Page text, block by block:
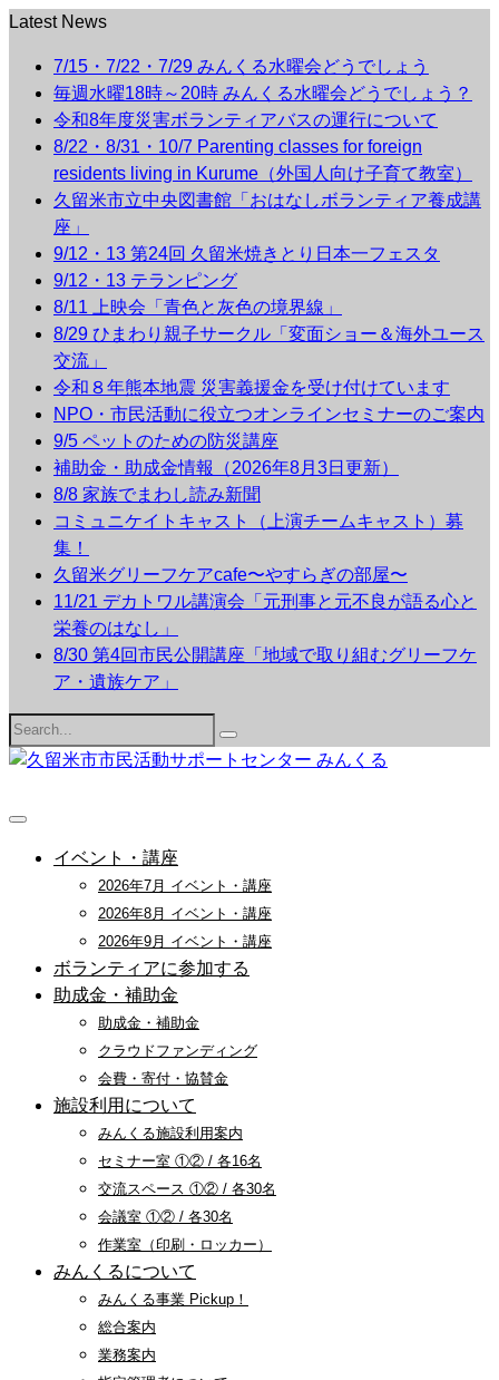
Latest News
7/15・7/22・7/29 みんくる水曜会どうでしょう
毎週水曜18時～20時 みんくる水曜会どうでしょう？
令和8年度災害ボランティアバスの運行について
8/22・8/31・10/7 Parenting classes for foreign
residents living in Kurume（外国人向け子育て教室）
久留米市立中央図書館「おはなしボランティア養成講
座」
9/12・13 第24回 久留米焼きとり日本一フェスタ
9/12・13 テランピング
8/11 上映会「青色と灰色の境界線」
8/29 ひまわり親子サークル「変面ショー＆海外ユース
交流」
令和８年熊本地震 災害義援金を受け付けています
NPO・市民活動に役立つオンラインセミナーのご案内
9/5 ペットのための防災講座
補助金・助成金情報（2026年8月3日更新）
8/8 家族でまわし読み新聞
コミュニケイトキャスト（上演チームキャスト）募
集！
久留米グリーフケアcafe〜やすらぎの部屋〜
11/21 デカトワル講演会「元刑事と元不良が語る心と
栄養のはなし」
8/30 第4回市民公開講座「地域で取り組むグリーフケ
ア・遺族ケア」
Search
for:
イベント・講座
2026年7月 イベント・講座
2026年8月 イベント・講座
2026年9月 イベント・講座
ボランティアに参加する
助成金・補助金
助成金・補助金
クラウドファンディング
会費・寄付・協賛金
施設利用について
みんくる施設利用案内
セミナー室 ①② / 各16名
交流スペース ①② / 各30名
会議室 ①② / 各30名
作業室（印刷・ロッカー）
みんくるについて
みんくる事業 Pickup！
総合案内
業務案内